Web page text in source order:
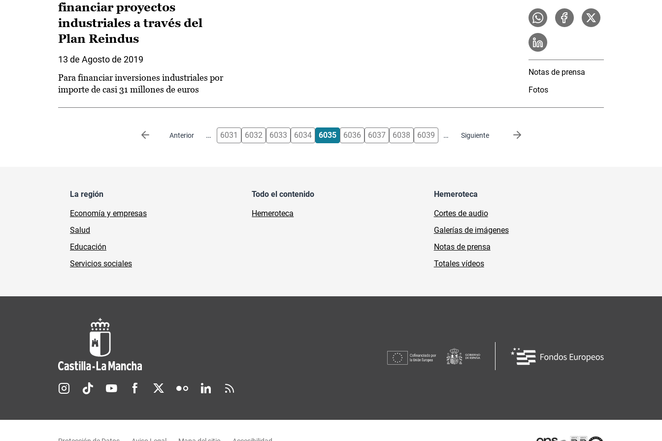
financiar proyectos
industriales a través del
Plan Reindus
13 de Agosto de 2019
Para financiar inversiones industriales por
importe de casi 31 millones de euros
Notas de prensa
Fotos
Anterior
Página anterior … 6031 6032 6033 6034 6035 6036 6037 6038 6039 … Siguiente
Siguiente página
La región
Economía y empresas
Salud
Educación
Servicios sociales
Todo el contenido
Hemeroteca
Hemeroteca
Cortes de audio
Galerías de imágenes
Notas de prensa
Totales vídeos
Redes sociales JCCM